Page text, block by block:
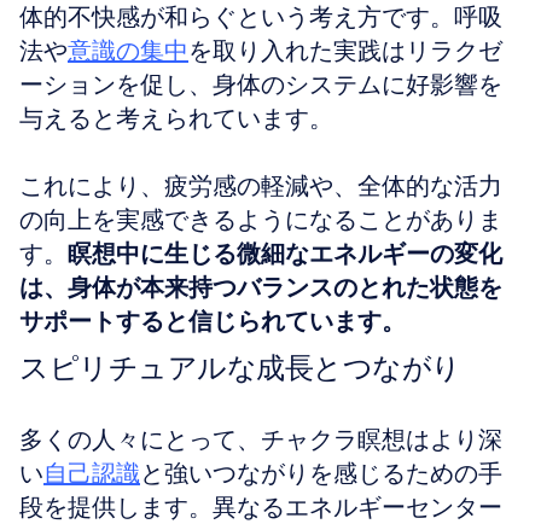
体的不快感が和らぐという考え方です。呼吸
法や意識の集中を取り入れた実践はリラクゼ
ーションを促し、身体のシステムに好影響を
与えると考えられています。
これにより、疲労感の軽減や、全体的な活力
の向上を実感できるようになることがありま
す。 瞑想中に生じる微細なエネルギーの変化
は、身体が本来持つバランスのとれた状態を
サポートすると信じられています。
スピリチュアルな成長とつながり
多くの人々にとって、チャクラ瞑想はより深
い自己認識と強いつながりを感じるための手
段を提供します。異なるエネルギーセンター